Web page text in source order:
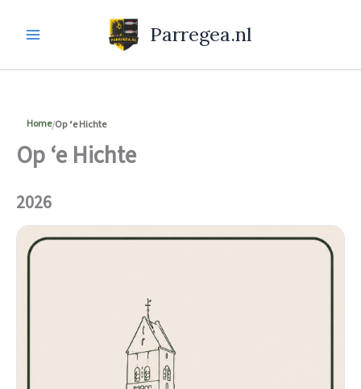
inhoud
Parregea.nl
Home Op ‘e Hichte
Op ‘e Hichte
2026